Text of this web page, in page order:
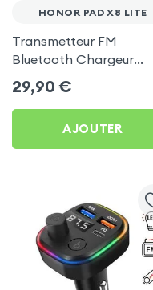
HONOR PAD X8 LITE
Transmetteur FM
Bluetooth Chargeur
Voiture Noir 3mk Hyper
Car pour Honor Pad X8
Lite
29,90 €
AJOUTER